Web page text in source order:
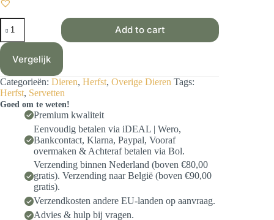
Servet
Herfst
-
Twee
teckels
-
H0010
33x33cm
aantal
Add to cart
Vergelijk
Categorieën: Dieren, Herfst, Overige Dieren Tags:
Herfst, Servetten
Goed om te weten!
Premium kwaliteit
Eenvoudig betalen via iDEAL | Wero,
Bankcontact, Klarna, Paypal, Vooraf
overmaken & Achteraf betalen via Bol.
Verzending binnen Nederland (boven €80,00
gratis). Verzending naar België (boven €90,00
gratis).
Verzendkosten andere EU-landen op aanvraag.
Advies & hulp bij vragen.